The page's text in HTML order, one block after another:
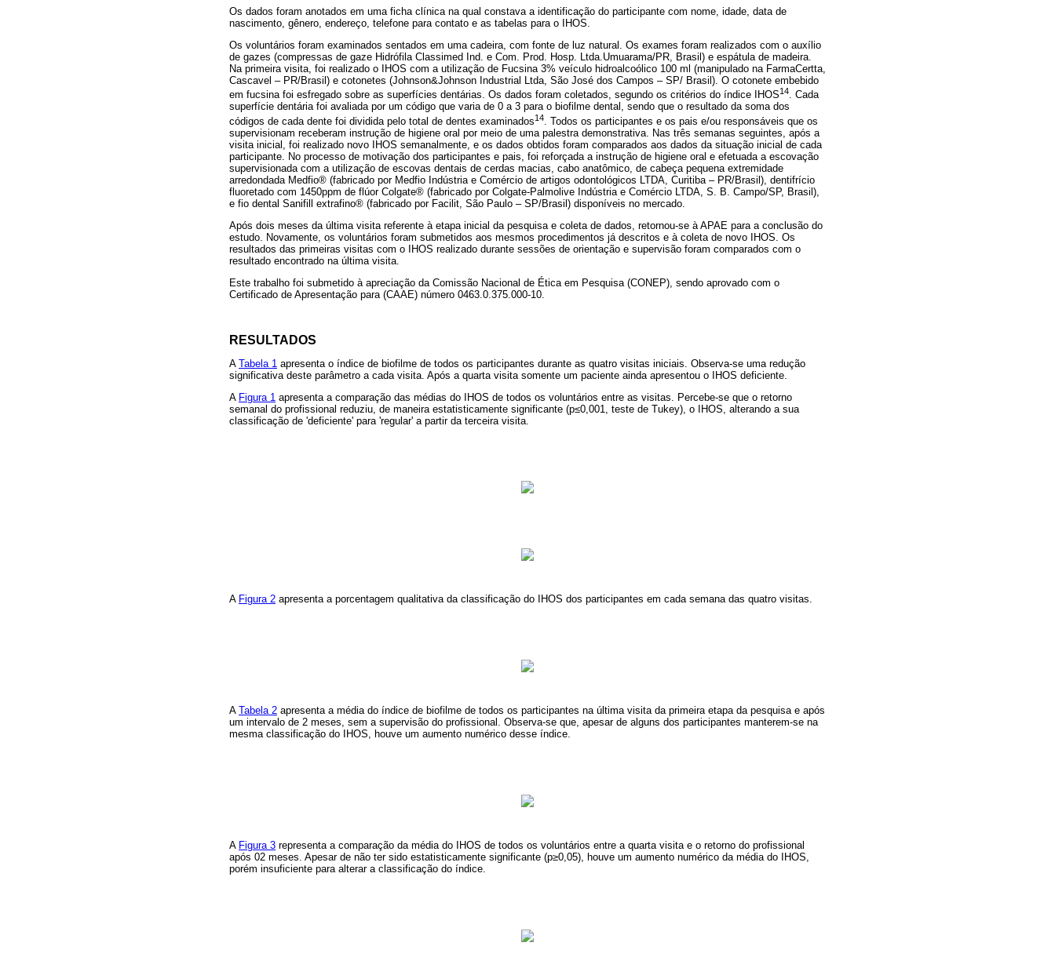
Os dados foram anotados em uma ficha clínica na qual constava a identificação do participante com nome, idade, data de
nascimento, gênero, endereço, telefone para contato e as tabelas para o IHOS.
Os voluntários foram examinados sentados em uma cadeira, com fonte de luz natural. Os exames foram realizados com o auxílio
de gazes (compressas de gaze Hidrófila Classimed Ind. e Com. Prod. Hosp. Ltda.Umuarama/PR, Brasil) e espátula de madeira.
Na primeira visita, foi realizado o IHOS com a utilização de Fucsina 3% veículo hidroalcoólico 100 ml (manipulado na FarmaCertta,
Cascavel – PR/Brasil) e cotonetes (Johnson&Johnson Industrial Ltda, São José dos Campos – SP/ Brasil). O cotonete embebido
em fucsina foi esfregado sobre as superfícies dentárias. Os dados foram coletados, segundo os critérios do índice IHOS14. Cada
superfície dentária foi avaliada por um código que varia de 0 a 3 para o biofilme dental, sendo que o resultado da soma dos
códigos de cada dente foi dividida pelo total de dentes examinados14
. Todos os participantes e os pais e/ou responsáveis que os
supervisionam receberam instrução de higiene oral por meio de uma palestra demonstrativa. Nas três semanas seguintes, após a
visita inicial, foi realizado novo IHOS semanalmente, e os dados obtidos foram comparados aos dados da situação inicial de cada
participante. No processo de motivação dos participantes e pais, foi reforçada a instrução de higiene oral e efetuada a escovação
supervisionada com a utilização de escovas dentais de cerdas macias, cabo anatômico, de cabeça pequena extremidade
arredondada Medfio® (fabricado por Medfio Indústria e Comércio de artigos odontológicos LTDA, Curitiba – PR/Brasil), dentifrício
fluoretado com 1450ppm de flúor Colgate® (fabricado por Colgate-Palmolive Indústria e Comércio LTDA, S. B. Campo/SP, Brasil),
e fio dental Sanifill extrafino® (fabricado por Facilit, São Paulo – SP/Brasil) disponíveis no mercado.
Após dois meses da última visita referente à etapa inicial da pesquisa e coleta de dados, retornou-se à APAE para a conclusão do
estudo. Novamente, os voluntários foram submetidos aos mesmos procedimentos já descritos e à coleta de novo IHOS. Os
resultados das primeiras visitas com o IHOS realizado durante sessões de orientação e supervisão foram comparados com o
resultado encontrado na última visita.
Este trabalho foi submetido à apreciação da Comissão Nacional de Ética em Pesquisa (CONEP), sendo aprovado com o
Certificado de Apresentação para (CAAE) número 0463.0.375.000-10.
RESULTADOS
A Tabela 1 apresenta o índice de biofilme de todos os participantes durante as quatro visitas iniciais. Observa-se uma redução
significativa deste parâmetro a cada visita. Após a quarta visita somente um paciente ainda apresentou o IHOS deficiente.
A Figura 1 apresenta a comparação das médias do IHOS de todos os voluntários entre as visitas. Percebe-se que o retorno
semanal do profissional reduziu, de maneira estatisticamente significante (p≤0,001, teste de Tukey), o IHOS, alterando a sua
classificação de 'deficiente' para 'regular' a partir da terceira visita.
A Figura 2 apresenta a porcentagem qualitativa da classificação do IHOS dos participantes em cada semana das quatro visitas.
A Tabela 2 apresenta a média do índice de biofilme de todos os participantes na última visita da primeira etapa da pesquisa e após
um intervalo de 2 meses, sem a supervisão do profissional. Observa-se que, apesar de alguns dos participantes manterem-se na
mesma classificação do IHOS, houve um aumento numérico desse índice.
A Figura 3 representa a comparação da média do IHOS de todos os voluntários entre a quarta visita e o retorno do profissional
após 02 meses. Apesar de não ter sido estatisticamente significante (p≥0,05), houve um aumento numérico da média do IHOS,
porém insuficiente para alterar a classificação do índice.